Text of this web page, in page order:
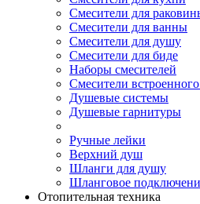
Смесители для
Смесители для ванны
Смесители для душу
Смесители для биде
Наборы смесителей
Смесители
Душевые системы
Душевые гарнитуры
Ручные лейки
Верхний душ
Шланги для душу
Шланговое
Отопительная техника